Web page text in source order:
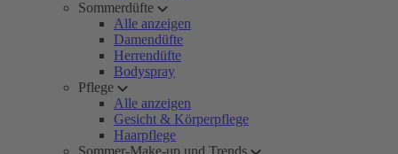
Sommerdüfte
Alle anzeigen
Damendüfte
Herrendüfte
Bodyspray
Pflege
Alle anzeigen
Gesicht & Körperpflege
Haarpflege
Sommer-Make-up und Trends